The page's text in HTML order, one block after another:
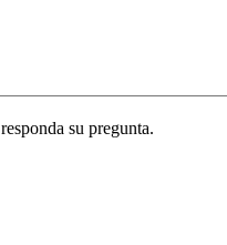
su pregunta.